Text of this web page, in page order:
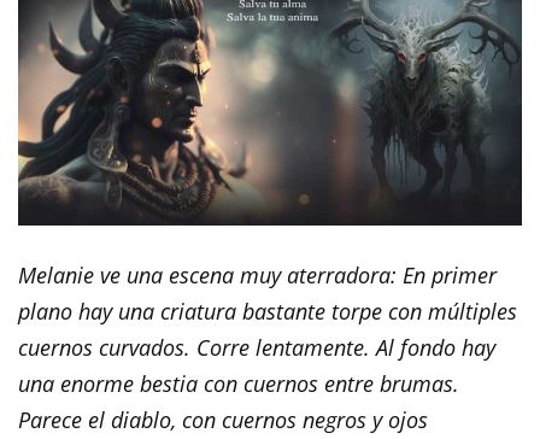
Melanie ve una escena muy aterradora: En primer
plano hay una criatura bastante torpe con múltiples
cuernos curvados. Corre lentamente. Al fondo hay
una enorme bestia con cuernos entre brumas.
Parece el diablo, con cuernos negros y ojos